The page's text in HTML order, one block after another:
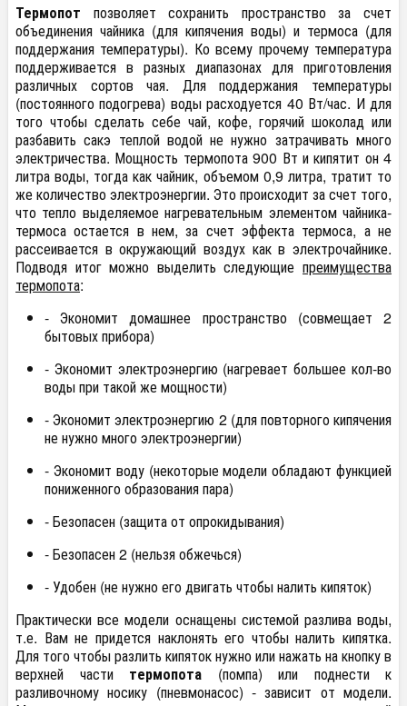
Термопот позволяет сохранить пространство за счет
объединения чайника (для кипячения воды) и термоса (для
поддержания температуры). Ко всему прочему температура
поддерживается в разных диапазонах для приготовления
различных сортов чая. Для поддержания температуры
(постоянного подогрева) воды расходуется 40 Вт/час. И для
того чтобы сделать себе чай, кофе, горячий шоколад или
разбавить сакэ теплой водой не нужно затрачивать много
электричества. Мощность термопота 900 Вт и кипятит он 4
литра воды, тогда как чайник, объемом 0,9 литра, тратит то
же количество электроэнергии. Это происходит за счет того,
что тепло выделяемое нагревательным элементом чайника-
термоса остается в нем, за счет эффекта термоса, а не
рассеивается в окружающий воздух как в электрочайнике.
Подводя итог можно выделить следующие преимущества
термопота:
- Экономит домашнее пространство (совмещает 2
бытовых прибора)
- Экономит электроэнергию (нагревает большее кол-во
воды при такой же мощности)
- Экономит электроэнергию 2 (для повторного кипячения
не нужно много электроэнергии)
- Экономит воду (некоторые модели обладают функцией
пониженного образования пара)
- Безопасен (защита от опрокидывания)
- Безопасен 2 (нельзя обжечься)
- Удобен (не нужно его двигать чтобы налить кипяток)
Практически все модели оснащены системой разлива воды,
т.е. Вам не придется наклонять его чтобы налить кипятка.
Для того чтобы разлить кипяток нужно или нажать на кнопку в
верхней части термопота (помпа) или поднести к
разливочному носику (пневмонасос) - зависит от модели.